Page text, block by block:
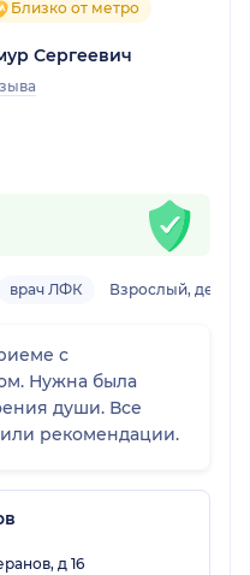
Близко от метро
Сергеевич
врач ЛФК Взрослый,
с
Нужна была
души. Все
рекомендации.
д 16